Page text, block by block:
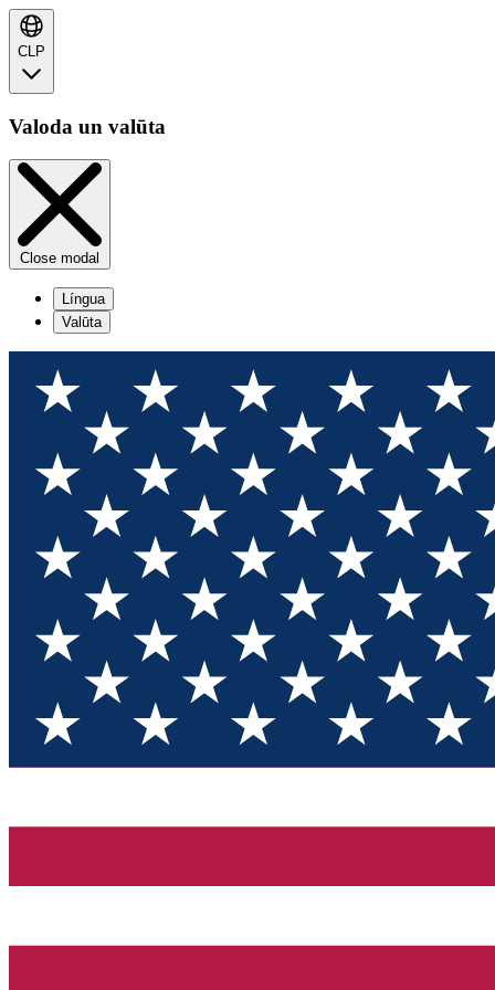
CLP
Valoda un valūta
Close modal
Língua
Valūta